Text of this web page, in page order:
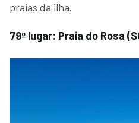
praias da ilha.
79º lugar: Praia do Rosa